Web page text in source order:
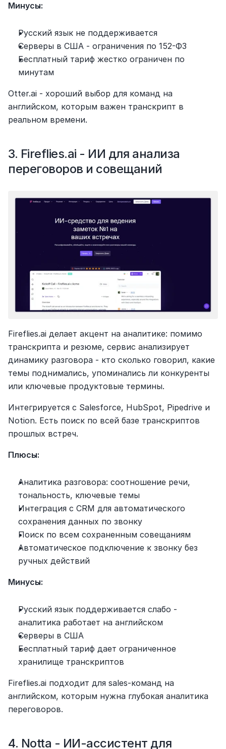
Минусы:
Русский язык не поддерживается
Серверы в США - ограничения по 152-ФЗ
Бесплатный тариф жестко ограничен по
минутам
Otter.ai - хороший выбор для команд на
английском, которым важен транскрипт в
реальном времени.
3. Fireflies.ai - ИИ для анализа
переговоров и совещаний
Fireflies.ai делает акцент на аналитике: помимо
транскрипта и резюме, сервис анализирует
динамику разговора - кто сколько говорил, какие
темы поднимались, упоминались ли конкуренты
или ключевые продуктовые термины.
Интегрируется с Salesforce, HubSpot, Pipedrive и
Notion. Есть поиск по всей базе транскриптов
прошлых встреч.
Плюсы:
Аналитика разговора: соотношение речи,
тональность, ключевые темы
Интеграция с CRM для автоматического
сохранения данных по звонку
Поиск по всем сохраненным совещаниям
Автоматическое подключение к звонку без
ручных действий
Минусы:
Русский язык поддерживается слабо -
аналитика работает на английском
Серверы в США
Бесплатный тариф дает ограниченное
хранилище транскриптов
Fireflies.ai подходит для sales-команд на
английском, которым нужна глубокая аналитика
переговоров.
4. Notta - ИИ-ассистент для